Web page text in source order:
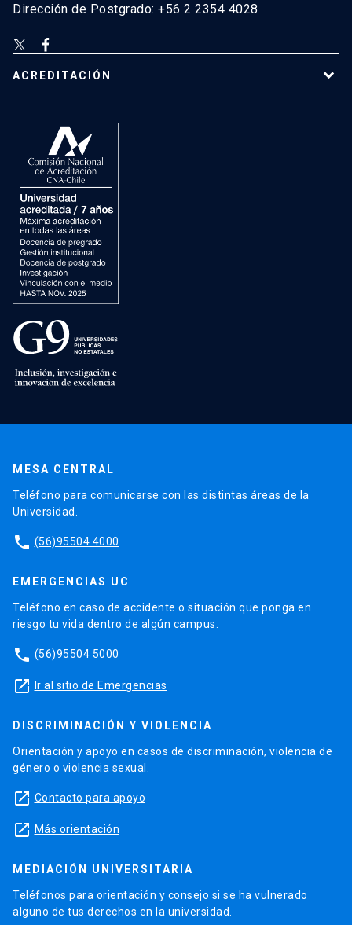
Dirección de Postgrado: +56 2 2354 4028
ACREDITACIÓN
MESA CENTRAL
Teléfono para comunicarse con las distintas áreas de la
Universidad.
phone (56)95504 4000
EMERGENCIAS UC
Teléfono en caso de accidente o situación que ponga en
riesgo tu vida dentro de algún campus.
phone (56)95504 5000
launch Ir al sitio de Emergencias
DISCRIMINACIÓN Y VIOLENCIA
Orientación y apoyo en casos de discriminación, violencia de
género o violencia sexual.
launch Contacto para apoyo
launch Más orientación
MEDIACIÓN UNIVERSITARIA
Teléfonos para orientación y consejo si se ha vulnerado
alguno de tus derechos en la universidad.